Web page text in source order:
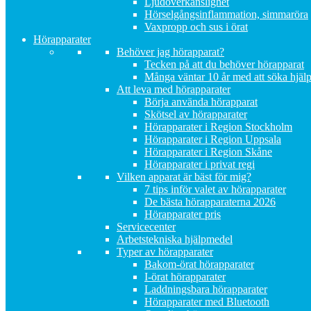
Hörselgångsinflammation, simmaröra
Vaxpropp och sus i örat
Hörapparater
Behöver jag hörapparat?
Tecken på att du behöver hörapparat
Många väntar 10 år med att söka hjälp
Att leva med hörapparater
Börja använda hörapparat
Skötsel av hörapparater
Hörapparater i Region Stockholm
Hörapparater i Region Uppsala
Hörapparater i Region Skåne
Hörapparater i privat regi
Vilken apparat är bäst för mig?
7 tips inför valet av hörapparater
De bästa hörapparaterna 2026
Hörapparater pris
Servicecenter
Arbetstekniska hjälpmedel
Typer av hörapparater
Bakom-örat hörapparater
I-örat hörapparater
Laddningsbara hörapparater
Hörapparater med Bluetooth